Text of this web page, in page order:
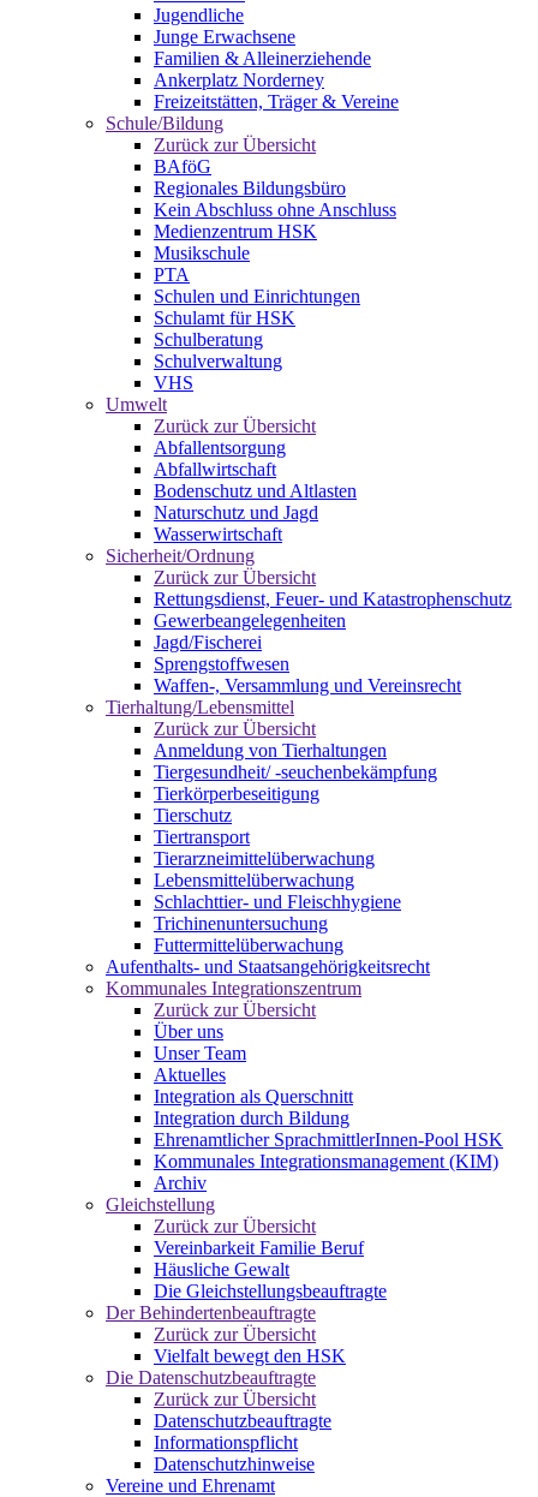
Jugendliche
Junge Erwachsene
Familien & Alleinerziehende
Ankerplatz Norderney
Freizeitstätten, Träger & Vereine
Schule/Bildung
Zurück zur Übersicht
BAföG
Regionales Bildungsbüro
Kein Abschluss ohne Anschluss
Medienzentrum HSK
Musikschule
PTA
Schulen und Einrichtungen
Schulamt für HSK
Schulberatung
Schulverwaltung
VHS
Umwelt
Zurück zur Übersicht
Abfallentsorgung
Abfallwirtschaft
Bodenschutz und Altlasten
Naturschutz und Jagd
Wasserwirtschaft
Sicherheit/Ordnung
Zurück zur Übersicht
Rettungsdienst, Feuer- und Katastrophenschutz
Gewerbeangelegenheiten
Jagd/Fischerei
Sprengstoffwesen
Waffen-, Versammlung und Vereinsrecht
Tierhaltung/Lebensmittel
Zurück zur Übersicht
Anmeldung von Tierhaltungen
Tiergesundheit/ -seuchenbekämpfung
Tierkörperbeseitigung
Tierschutz
Tiertransport
Tierarzneimittelüberwachung
Lebensmittelüberwachung
Schlachttier- und Fleischhygiene
Trichinenuntersuchung
Futtermittelüberwachung
Aufenthalts- und Staatsangehörigkeitsrecht
Kommunales Integrationszentrum
Zurück zur Übersicht
Über uns
Unser Team
Aktuelles
Integration als Querschnitt
Integration durch Bildung
Ehrenamtlicher SprachmittlerInnen-Pool HSK
Kommunales Integrationsmanagement (KIM)
Archiv
Gleichstellung
Zurück zur Übersicht
Vereinbarkeit Familie Beruf
Häusliche Gewalt
Die Gleichstellungsbeauftragte
Der Behindertenbeauftragte
Zurück zur Übersicht
Vielfalt bewegt den HSK
Die Datenschutzbeauftragte
Zurück zur Übersicht
Datenschutzbeauftragte
Informationspflicht
Datenschutzhinweise
Vereine und Ehrenamt